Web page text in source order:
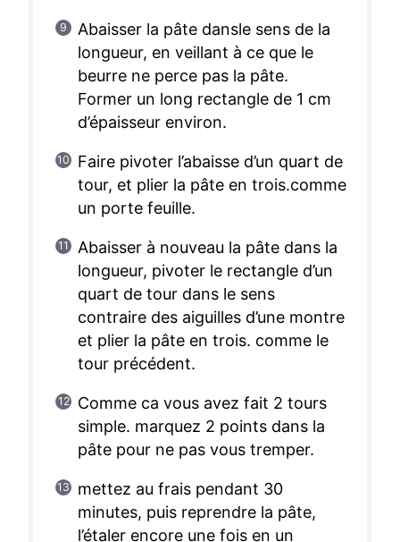
Abaisser la pâte dansle sens de la
longueur, en veillant à ce que le
beurre ne perce pas la pâte.
Former un long rectangle de 1 cm
d’épaisseur environ.
Faire pivoter l’abaisse d’un quart de
tour, et plier la pâte en trois.comme
un porte feuille.
Abaisser à nouveau la pâte dans la
longueur, pivoter le rectangle d’un
quart de tour dans le sens
contraire des aiguilles d’une montre
et plier la pâte en trois. comme le
tour précédent.
Comme ca vous avez fait 2 tours
simple. marquez 2 points dans la
pâte pour ne pas vous tremper.
mettez au frais pendant 30
minutes, puis reprendre la pâte,
l’étaler encore une fois en un